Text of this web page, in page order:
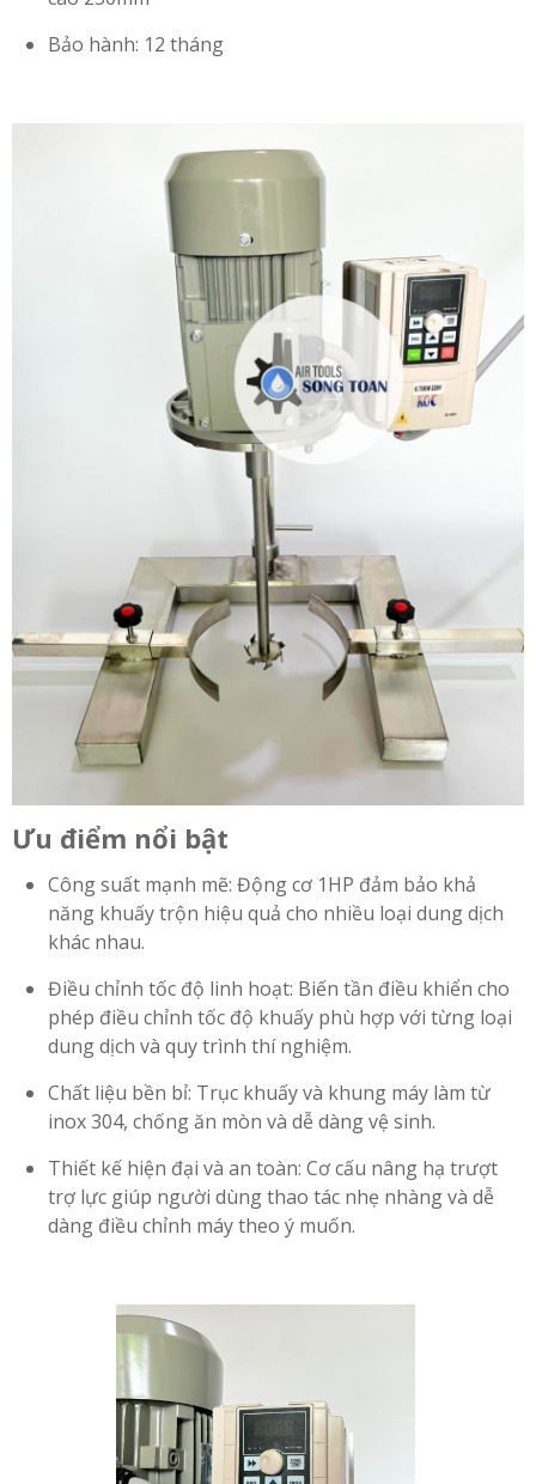
Bảo hành: 12 tháng
Ưu điểm nổi bật
Công suất mạnh mẽ: Động cơ 1HP đảm bảo khả
năng khuấy trộn hiệu quả cho nhiều loại dung dịch
khác nhau.
Điều chỉnh tốc độ linh hoạt: Biến tần điều khiển cho
phép điều chỉnh tốc độ khuấy phù hợp với từng loại
dung dịch và quy trình thí nghiệm.
Chất liệu bền bỉ: Trục khuấy và khung máy làm từ
inox 304, chống ăn mòn và dễ dàng vệ sinh.
Thiết kế hiện đại và an toàn: Cơ cấu nâng hạ trượt
trợ lực giúp người dùng thao tác nhẹ nhàng và dễ
dàng điều chỉnh máy theo ý muốn.